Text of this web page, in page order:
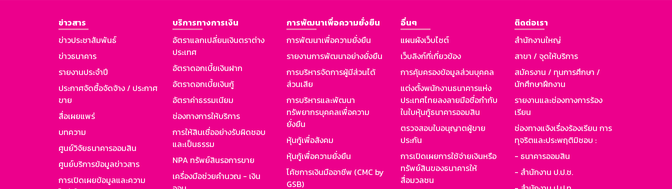
ข่าวสาร
ข่าวประชาสัมพันธ์
ข่าวธนาคาร
รายงานประจำปี
ประกาศจัดซื้อจัดจ้าง / ประกาศ
ขาย
สื่อเผยแพร่
บทความ
ศูนย์วิจัยธนาคารออมสิน
ศูนย์บริการข้อมูลข่าวสาร
การเปิดเผยข้อมูลและความ
บริการทางการเงิน
อัตราแลกเปลี่ยนเงินตราต่าง
ประเทศ
อัตราดอกเบี้ยเงินฝาก
อัตราดอกเบี้ยเงินกู้
อัตราค่าธรรมเนียม
ช่องทางการให้บริการ
การให้สินเชื่ออย่างรับผิดชอบ
และเป็นธรรม
NPA ทรัพย์สินรอการขาย
เครื่องมือช่วยคำนวณ - เงิน
การพัฒนาเพื่อความยั่งยืน
การพัฒนาเพื่อความยั่งยืน
รายงานการพัฒนาอย่างยั่งยืน
การบริหารจัดการผู้มีส่วนได้
ส่วนเสีย
การบริหารและพัฒนา
ทรัพยากรบุคคลเพื่อความ
ยั่งยืน
หุ้นกู้เพื่อสังคม
หุ้นกู้เพื่อความยั่งยืน
โค้ชการเงินมืออาชีพ (CMC by
GSB)
อื่นๆ
แผนผังเว็บไซต์
เว็บลิงก์ที่เกี่ยวข้อง
การคุ้มครองข้อมูลส่วนบุคคล
แต่งตั้งพนักงานธนาคารแห่ง
ประเทศไทยลงลายมือชื่อกำกับ
ในใบหุ้นกู้ธนาคารออมสิน
ตรวจสอบใบอนุญาตผู้ขาย
ประกัน
การเปิดเผยการใช้จ่ายเงินหรือ
ทรัพย์สินของธนาคารให้
สื่อมวลชน
ติดต่อเรา
สำนักงานใหญ่
สาขา / จุดให้บริการ
สมัครงาน / ทุนการศึกษา /
นักศึกษาฝึกงาน
รายงานและช่องทางการร้อง
เรียน
ช่องทางแจ้งเรื่องร้องเรียน การ
ทุจริตและประพฤติมิชอบ :
- ธนาคารออมสิน
- สำนักงาน ป.ป.ช.